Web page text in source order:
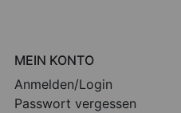
MEIN KONTO
Anmelden/Login
Passwort vergessen